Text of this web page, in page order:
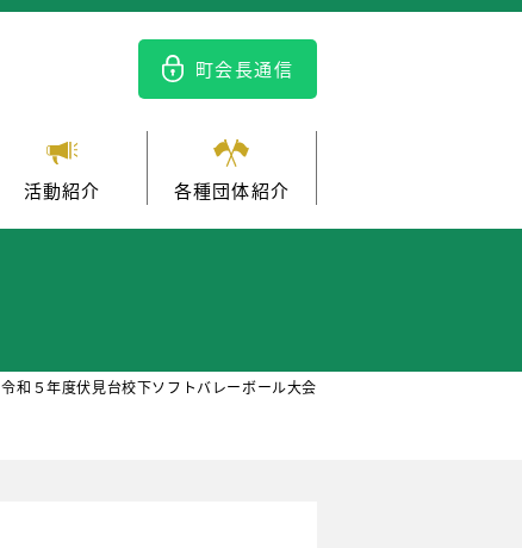
町会長通信
活動紹介 各種団体紹介
令和５年度伏見台校下ソフトバレーボール大会